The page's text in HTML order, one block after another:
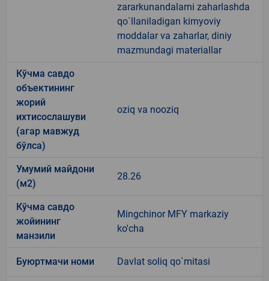
zararkunandalarni zaharlashda
qo`llaniladigan kimyoviy
moddalar va zaharlar, diniy
mazmundagi materiallar
Кўчма савдо
объектининг
жорий
ихтисослашуви
(агар мавжуд
бўлса)
oziq va nooziq
Умумий майдони
(м2)
28.26
Кўчма савдо
жойининг
манзили
Mingchinor MFY markaziy
ko'cha
Буюртмачи номи Davlat soliq qo`mitasi